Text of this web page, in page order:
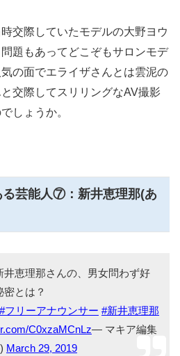
交際していたモデルの大野ヨウ
題もあってどこぞもサロンモデ
の面でエライザさんとは雲泥の
交際してスリリングなAV撮影
しょうか。
る芸能人⑦：新井恵理那(あ
井恵理那さんの、男女問わず好
とは？
#フリーアナウンサー #新井恵理那
C0xzaMCnLz— マキア編集
March 29, 2019